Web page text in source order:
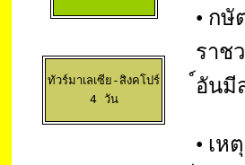
ทัวร์มาเลเซีย-สิงคโปร์
4 วัน
• ก
ราช
อันมี
• เห